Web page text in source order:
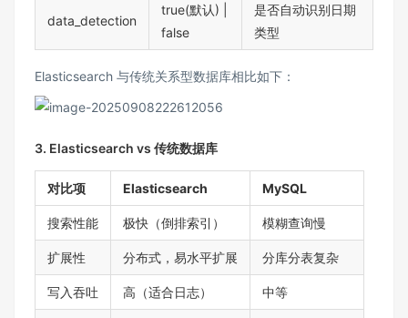
data_detection
true(默认) |
false
是否自动识别日期
类型
Elasticsearch 与传统关系型数据库相比如下：
3. Elasticsearch vs 传统数据库
对比项 Elasticsearch MySQL
搜索性能 极快（倒排索引） 模糊查询慢
扩展性 分布式，易水平扩展 分库分表复杂
写入吞吐 高（适合日志） 中等